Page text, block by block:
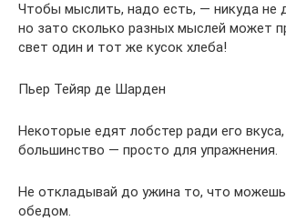
Чтобы мыслить, надо есть, — никуда не
но зато сколько разных мыслей может
свет один и тот же кусок хлеба!
Пьер Тейяр де Шарден
Некоторые едят лобстер ради его
большинство — просто для упражнения.
Не откладывай до ужина то, что
обедом.